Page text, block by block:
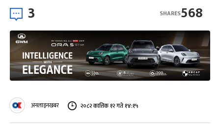
3 568
SHARES
अनलाइनखबर २०८२ कात्तिक १२ गते १४:१५